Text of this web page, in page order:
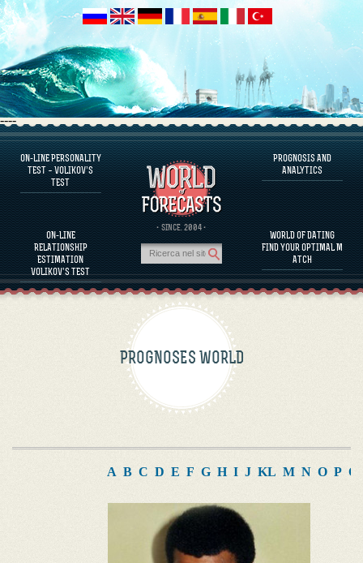
----
ON-LINE PERSONALITY
TEST – VOLIKOV’S
TEST
ON-LINE
RELATIONSHIP
ESTIMATION
VOLIKOV’S TEST
· SINCE. 2004 ·
PROGNOSIS AND
ANALYTICS
WORLD OF DATING
FIND YOUR OPTIMAL M
ATCH
FAQS
DEFINE ONE’S PERSONALITY
FAMOUS PERSONALITIES
FAQS
CALCULATE RELATIONSHIP COMPATIBILITY
PROGNOSIS AND ANALYTICS
PROGNOSES WORLD
A B C D E F G H I J KL M N O P Q